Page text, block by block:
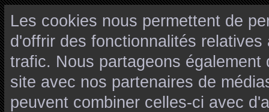
Les cookies nous permettent de
d'offrir des fonctionnalités
trafic. Nous partageons
site avec nos partenaires de
peuvent combiner celles-ci avec